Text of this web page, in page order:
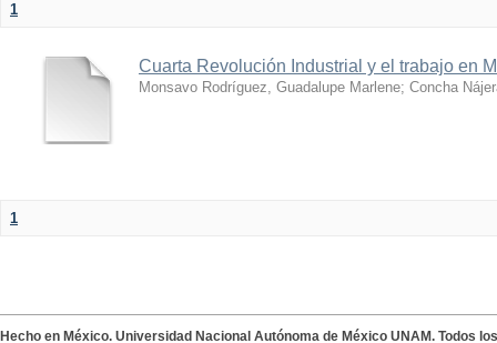
1
Cuarta Revolución Industrial y el trabajo en
Monsavo Rodríguez, Guadalupe Marlene; Concha
1
Hecho en México. Universidad Nacional Autónoma de México UNAM. Todos